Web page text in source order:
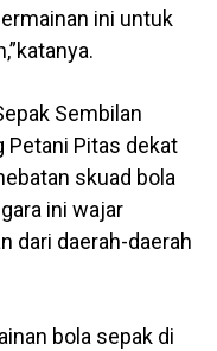
ini untuk
Sembilan
Petani Pitas dekat
skuad bola
ini wajar
dari daerah-daerah
bola sepak di